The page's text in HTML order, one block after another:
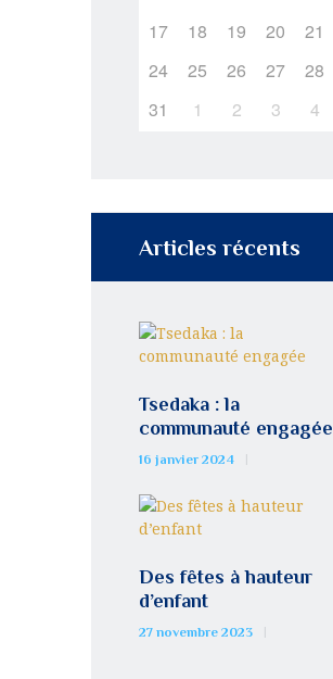
17
18 19 20 21
24
25 26 27 28
31
1 2 3 4
Articles récents
Tsedaka : la
communauté engagée
16 janvier 2024
Des fêtes à hauteur
d’enfant
27 novembre 2023